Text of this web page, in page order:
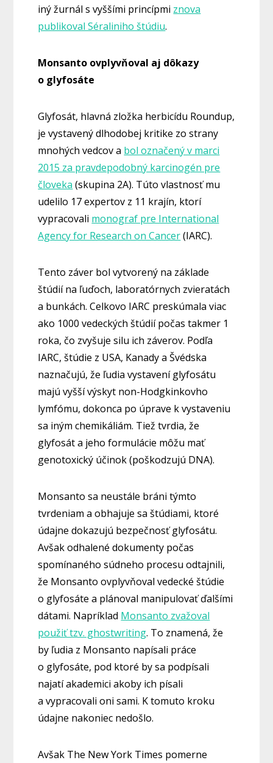
iný žurnál s vyššími princípmi znova
publikoval Séraliniho štúdiu.
Monsanto ovplyvňoval aj dôkazy
o glyfosáte
Glyfosát, hlavná zložka herbicídu Roundup,
je vystavený dlhodobej kritike zo strany
mnohých vedcov a bol označený v marci
2015 za pravdepodobný karcinogén pre
človeka (skupina 2A). Túto vlastnosť mu
udelilo 17 expertov z 11 krajín, ktorí
vypracovali monograf pre International
Agency for Research on Cancer(IARC).
Tento záver bol vytvorený na základe
štúdií na ľuďoch, laboratórnych zvieratách
a bunkách. Celkovo IARC preskúmala viac
ako 1000 vedeckých štúdií počas takmer 1
roka, čo zvyšuje silu ich záverov. Podľa
IARC, štúdie z USA, Kanady a Švédska
naznačujú, že ľudia vystavení glyfosátu
majú vyšší výskyt non-Hodgkinkovho
lymfómu, dokonca po úprave k vystaveniu
sa iným chemikáliám. Tiež tvrdia, že
glyfosát a jeho formulácie môžu mať
genotoxický účinok (poškodzujú DNA).
Monsanto sa neustále bráni týmto
tvrdeniam a obhajuje sa štúdiami, ktoré
údajne dokazujú bezpečnosť glyfosátu.
Avšak odhalené dokumenty počas
spomínaného súdneho procesu odtajnili,
že Monsanto ovplyvňoval vedecké štúdie
o glyfosáte a plánoval manipulovať ďalšími
dátami. Napríklad Monsanto zvažoval
použiť tzv. ghostwriting. To znamená, že
by ľudia z Monsanto napísali práce
o glyfosáte, pod ktoré by sa podpísali
najatí akademici akoby ich písali
a vypracovali oni sami. K tomuto kroku
údajne nakoniec nedošlo.
Avšak The New York Times pomerne